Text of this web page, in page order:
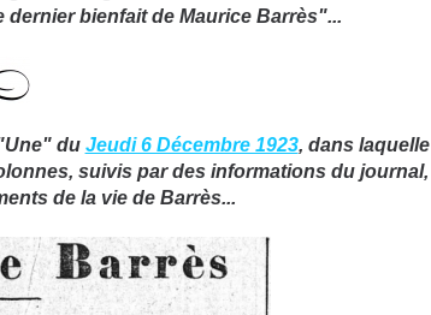
bienfait de Maurice Barrès"...
du Jeudi 6 Décembre 1923, dans laquelle
suivis par des informations du journal,
de la vie de Barrès...